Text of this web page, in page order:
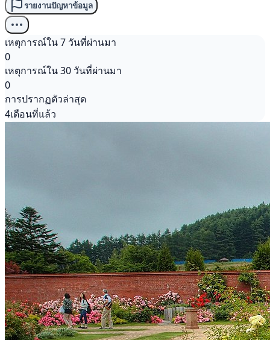
รายงานปัญหาข้อมูล
เหตุการณ์ใน 7 วันที่ผ่านมา
0
เหตุการณ์ใน 30 วันที่ผ่านมา
0
การปรากฏตัวล่าสุด
4เดือนที่แล้ว